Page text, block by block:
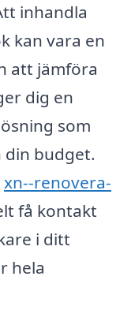
inhandla
kan vara en
att jämföra
dig en
som
din budget.
xn--renovera-
få kontakt
i ditt
hela